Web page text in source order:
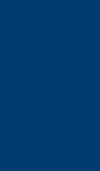
que
é um formato do